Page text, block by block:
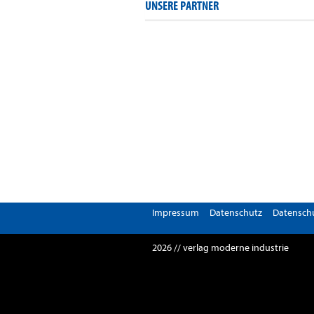
UNSERE PARTNER
Impressum Datenschutz
2026 // verlag moderne industrie